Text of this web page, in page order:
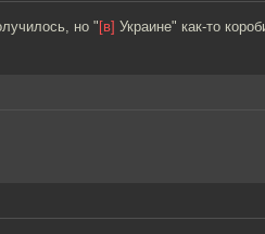
но " [в] Украине" как-то